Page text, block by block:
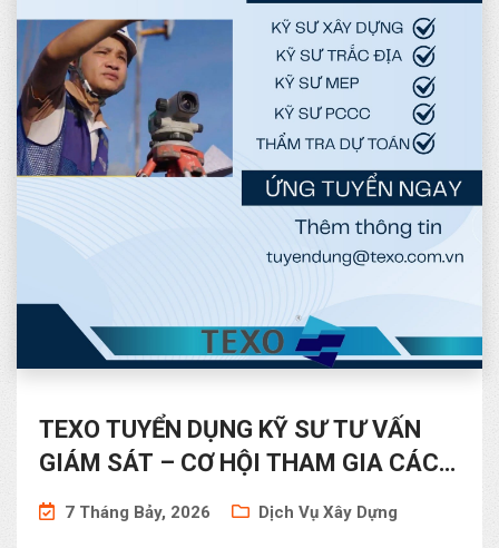
TEXO TUYỂN DỤNG KỸ SƯ TƯ VẤN
GIÁM SÁT – CƠ HỘI THAM GIA CÁC
DỰ ÁN TRỌNG ĐIỂM TRÊN TOÀN
7 Tháng Bảy, 2026 Dịch Vụ Xây Dựng